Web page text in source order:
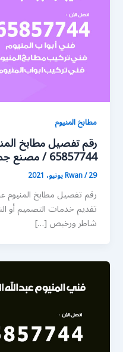
مطابخ المنيوم
رقم تفصيل مطابخ
65857744 / مصنع جميع أعمال الالمنيوم
Rwan/29 يونيو، 2021
رقم تفصيل مطابخ المنيوم
تقديم خدمات التصميم أو
شاطر ورخيص […]